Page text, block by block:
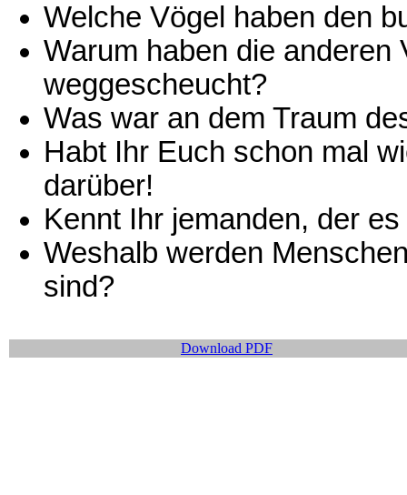
Welche Vögel haben den
Warum haben die anderen
weggescheucht?
Was war an dem Traum
Habt Ihr Euch schon mal
darüber!
Kennt Ihr jemanden, der
Weshalb werden
sind?
Download PDF